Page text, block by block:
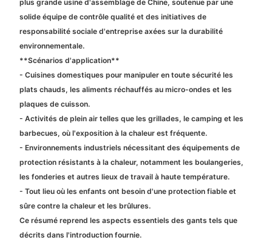
plus grande usine d'assemblage de Chine, soutenue par une
solide équipe de contrôle qualité et des initiatives de
responsabilité sociale d'entreprise axées sur la durabilité
environnementale.
**Scénarios d'application**
- Cuisines domestiques pour manipuler en toute sécurité les
plats chauds, les aliments réchauffés au micro-ondes et les
plaques de cuisson.
- Activités de plein air telles que les grillades, le camping et les
barbecues, où l'exposition à la chaleur est fréquente.
- Environnements industriels nécessitant des équipements de
protection résistants à la chaleur, notamment les boulangeries,
les fonderies et autres lieux de travail à haute température.
- Tout lieu où les enfants ont besoin d'une protection fiable et
sûre contre la chaleur et les brûlures.
Ce résumé reprend les aspects essentiels des gants tels que
décrits dans l'introduction fournie.